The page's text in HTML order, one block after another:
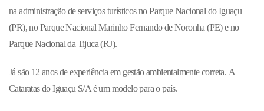
na administração de serviços turísticos no Parque Nacional do Iguaçu
(PR), no Parque Nacional Marinho Fernando de Noronha (PE) e no
Parque Nacional da Tijuca (RJ).
Já são 12 anos de experiência em gestão ambientalmente correta. A
Cataratas do Iguaçu S/A é um modelo para o país.